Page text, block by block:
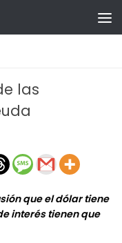
las
que el dólar tiene
interés tienen que